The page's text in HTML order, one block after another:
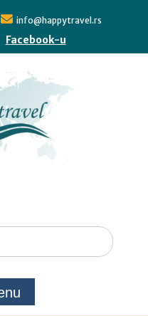
info@happytravel.rs
Facebook-u